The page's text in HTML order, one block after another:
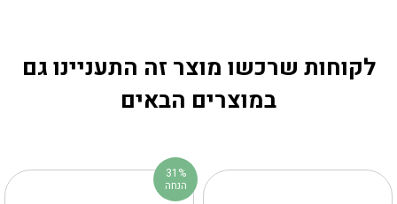
לקוחות שרכשו מוצר זה התעניינו גם
במוצרים הבאים
31%
הנחה